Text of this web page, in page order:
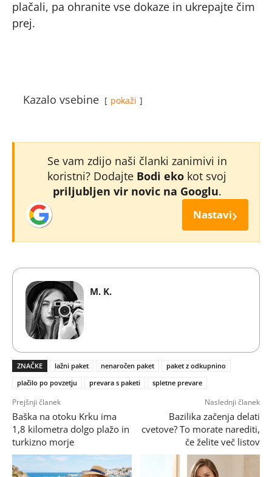
plačali, pa ohranite vse dokaze in ukrepajte čim
prej.
Kazalo vsebine pokaži
Se vam zdijo naši članki zanimivi in
koristni? Dodajte Bodi eko kot svoj
priljubljen vir novic na Googlu.
Nastavi›
M. K.
ZNAČKE lažni paket nenaročen paket
paket z odkupnino
plačilo po povzetju
prevara s paketi spletne prevare
Prejšnji članek
Baška na otoku Krku ima
1,8 kilometra dolgo plažo in
turkizno morje
Naslednji članek
Bazilika začenja delati
cvetove? To morate narediti,
če želite več listov